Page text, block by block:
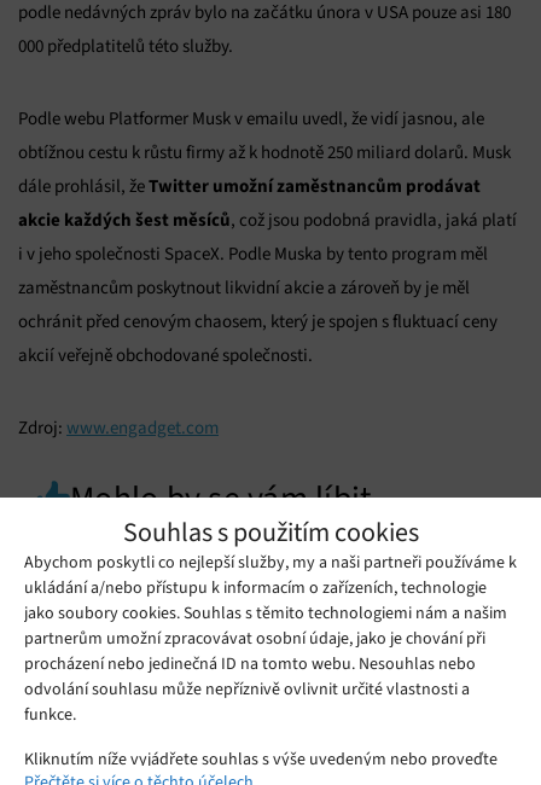
Souhlas s použitím cookies
Abychom poskytli co nejlepší služby, my a naši partneři používáme k
ukládání a/nebo přístupu k informacím o zařízeních, technologie
jako soubory cookies. Souhlas s těmito technologiemi nám a našim
partnerům umožní zpracovávat osobní údaje, jako je chování při
procházení nebo jedinečná ID na tomto webu. Nesouhlas nebo
odvolání souhlasu může nepříznivě ovlivnit určité vlastnosti a
funkce.
Kliknutím níže vyjádřete souhlas s výše uvedeným nebo proveďte
podle nedávných zpráv bylo na začátku února v USA pouze asi 180
000 předplatitelů této služby.
Podle webu Platformer Musk v emailu uvedl, že vidí jasnou, ale
obtížnou cestu k růstu firmy až k hodnotě 250 miliard dolarů. Musk
dále prohlásil, žeTwitter umožní zaměstnancům prodávat
akcie každých šest měsíců, což jsou podobná pravidla, jaká platí
i v jeho společnosti SpaceX. Podle Muska by tento program měl
zaměstnancům poskytnout likvidní akcie a zároveň by je měl
ochránit před cenovým chaosem, který je spojen s fluktuací ceny
akcií veřejně obchodované společnosti.
Zdroj: www.engadget.com
Mohlo by se vám líbit